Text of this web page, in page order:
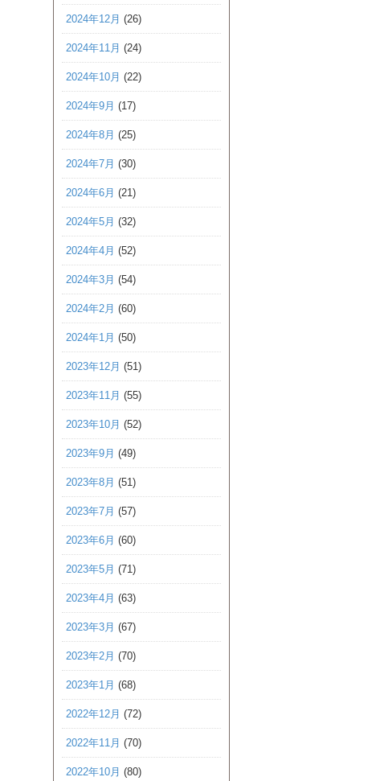
2024年12月 (26)
2024年11月 (24)
2024年10月 (22)
2024年9月 (17)
2024年8月 (25)
2024年7月 (30)
2024年6月 (21)
2024年5月 (32)
2024年4月 (52)
2024年3月 (54)
2024年2月 (60)
2024年1月 (50)
2023年12月 (51)
2023年11月 (55)
2023年10月 (52)
2023年9月 (49)
2023年8月 (51)
2023年7月 (57)
2023年6月 (60)
2023年5月 (71)
2023年4月 (63)
2023年3月 (67)
2023年2月 (70)
2023年1月 (68)
2022年12月 (72)
2022年11月 (70)
2022年10月 (80)